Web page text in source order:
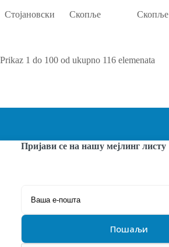
Стојановски
Скопље Скопље
Prikaz 1 do 100 od ukupno 116 elemenata
Пријави се на нашу мејлинг листу